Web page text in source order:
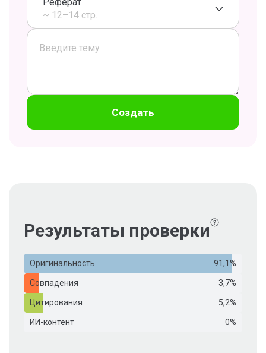
~ 12–14 стр.
Создать
Результаты проверки
Оригинальность 91,1%
Совпадения 3,7%
Цитирования 5,2%
ИИ-контент 0%